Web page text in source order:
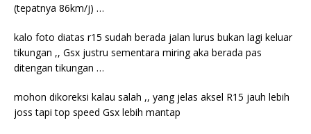
(tepatnya 86km/j) …
kalo foto diatas r15 sudah berada jalan lurus bukan lagi keluar
tikungan ,, Gsx justru sementara miring aka berada pas
ditengan tikungan …
mohon dikoreksi kalau salah ,, yang jelas aksel R15 jauh lebih
joss tapi top speed Gsx lebih mantap